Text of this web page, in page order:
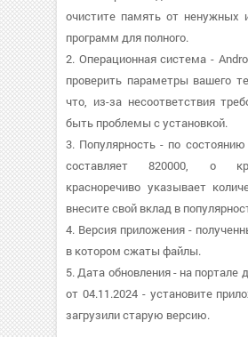
очистите память от ненужных
программ для полного.
2. Операционная система -
проверить параметры вашего
что, из-за несоответствия
быть проблемы с установкой.
3. Популярность - по
составляет 820000, о
красноречиво указывает
внесите свой вклад в
4. Версия приложения -
в котором сжаты файлы.
5. Дата обновления - на портале
от 04.11.2024 - установите
загрузили старую версию.